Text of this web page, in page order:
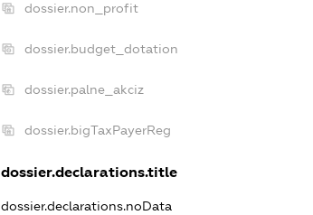
dossier.non_profit
dossier.budget_dotation
dossier.palne_akciz
dossier.bigTaxPayerReg
dossier.declarations.title
dossier.declarations.noData